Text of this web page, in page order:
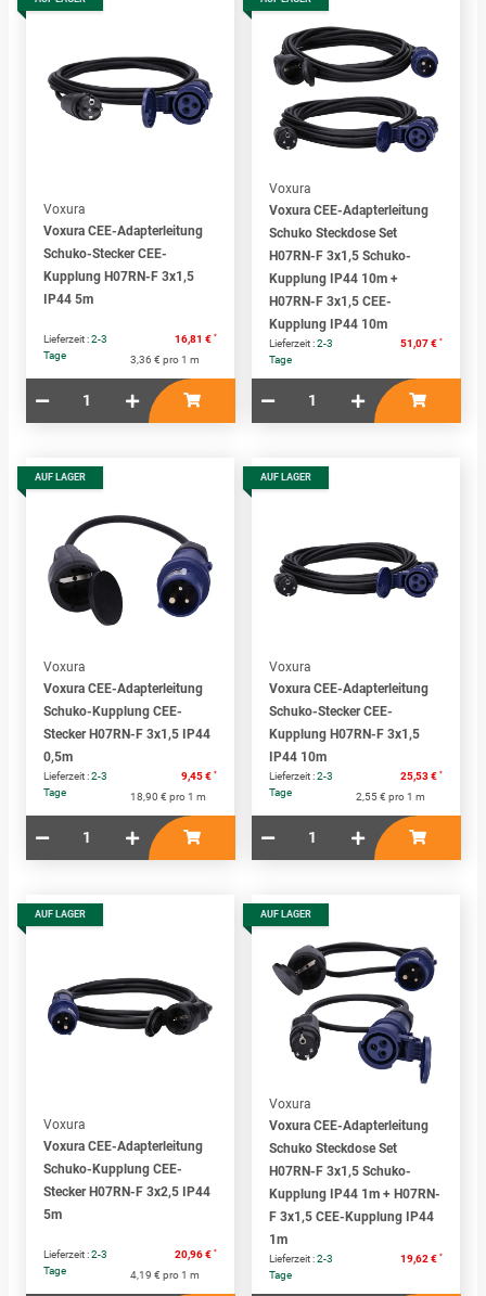
Voxura
Voxura CEE-Adapterleitung
Schuko-Stecker CEE-
Kupplung H07RN-F 3x1,5
IP44 5m
Lieferzeit :2-3
Tage
16,81 € *
3,36 € pro 1 m
Voxura
Voxura CEE-Adapterleitung
Schuko Steckdose Set
H07RN-F 3x1,5 Schuko-
Kupplung IP44 10m +
H07RN-F 3x1,5 CEE-
Kupplung IP44 10m
Lieferzeit :2-3
Tage
51,07 € *
AUF LAGER
Voxura
Voxura CEE-Adapterleitung
Schuko-Kupplung CEE-
Stecker H07RN-F 3x1,5 IP44
0,5m
Lieferzeit :2-3
Tage
9,45 € *
18,90 € pro 1 m
AUF LAGER
Voxura
Voxura CEE-Adapterleitung
Schuko-Stecker CEE-
Kupplung H07RN-F 3x1,5
IP44 10m
Lieferzeit :2-3
Tage
25,53 € *
2,55 € pro 1 m
AUF LAGER
Voxura
Voxura CEE-Adapterleitung
Schuko-Kupplung CEE-
Stecker H07RN-F 3x2,5 IP44
5m
Lieferzeit :2-3
Tage
20,96 € *
4,19 € pro 1 m
AUF LAGER
Voxura
Voxura CEE-Adapterleitung
Schuko Steckdose Set
H07RN-F 3x1,5 Schuko-
Kupplung IP44 1m + H07RN-
F 3x1,5 CEE-Kupplung IP44
1m
Lieferzeit :2-3
Tage
19,62 € *